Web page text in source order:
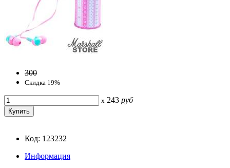
300
Скидка 19%
x 243 руб
Код: 123232
Информация